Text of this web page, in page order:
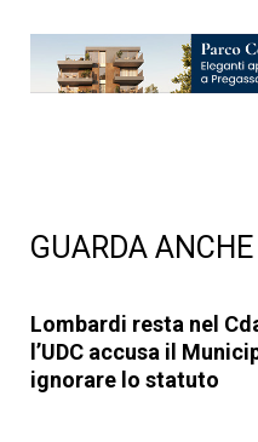
GUARDA ANCHE
Lombardi resta nel
l’UDC accusa il
ignorare lo statuto